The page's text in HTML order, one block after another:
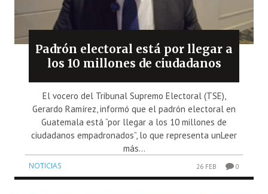
Padrón electoral está por llegar a
los 10 millones de ciudadanos
El vocero del Tribunal Supremo Electoral (TSE),
Gerardo Ramírez, informó que el padrón electoral en
Guatemala está “por llegar a los 10 millones de
ciudadanos empadronados”, lo que representa unLeer
más...
NOTICIAS 26 FEB 0